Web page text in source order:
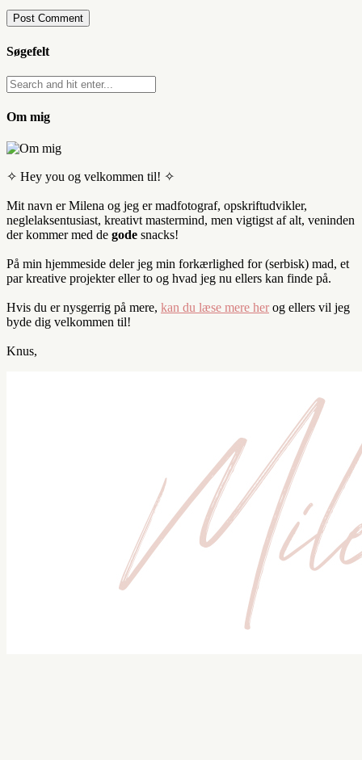
Søgefelt
Om mig
✧ Hey you og velkommen til! ✧
Mit navn er Milena og jeg er madfotograf, opskriftudvikler,
neglelaksentusiast, kreativt mastermind, men vigtigst af alt, veninden
der kommer med de gode snacks!
På min hjemmeside deler jeg min forkærlighed for (serbisk) mad, et
par kreative projekter eller to og hvad jeg nu ellers kan finde på.
Hvis du er nysgerrig på mere, kan du læse mere her og ellers vil jeg
byde dig velkommen til!
Knus,